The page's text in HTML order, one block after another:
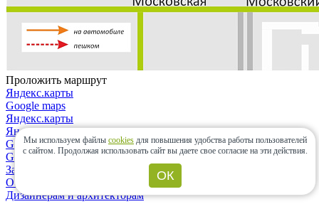
Проложить маршрут
Яндекс.карты
Google maps
Яндекс.карты
Яндекс.навигатор
Google maps
Google maps
Закрыть
О компании
Дизайнерам и архитекторам
Мы используем файлы cookies для повышения удобства работы пользователей
с сайтом. Продолжая использовать сайт вы даете свое согласие на эти действия.
ОК